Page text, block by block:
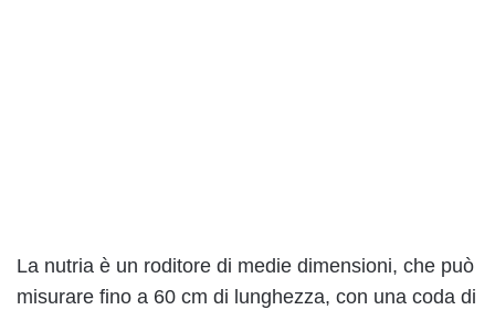
La nutria è un roditore di medie dimensioni, che può
misurare fino a 60 cm di lunghezza, con una coda di